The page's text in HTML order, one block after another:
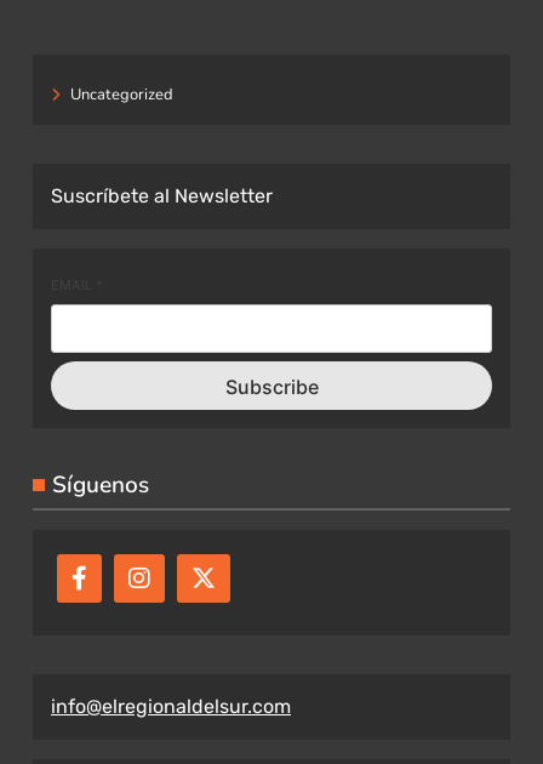
Uncategorized
Suscríbete al Newsletter
Subscribe
Síguenos
info@elregionaldelsur.com